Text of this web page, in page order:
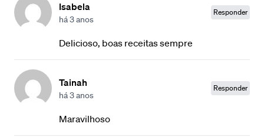
Isabela
há 3 anos
Responder
Delicioso, boas receitas sempre
Tainah
há 3 anos
Responder
Maravilhoso